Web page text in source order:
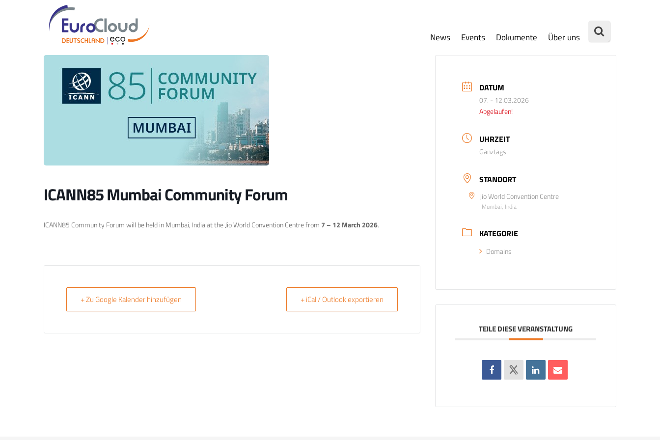
News Events Dokumente Über uns
ICANN85 Mumbai Community Forum
ICANN85 Community Forum will be held in Mumbai, India at the Jio World Convention Centre from 7 – 12 March 2026.
+ Zu Google Kalender hinzufügen + iCal / Outlook exportieren
DATUM
07. - 12.03.2026
Abgelaufen!
UHRZEIT
Ganztags
STANDORT
Jio World Convention Centre
Mumbai, India
KATEGORIE
Domains
TEILE DIESE VERANSTALTUNG